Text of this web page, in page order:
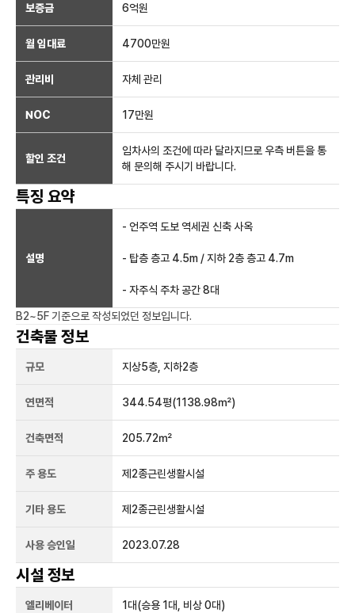
보증금 6억원
월 임대료 4700만원
관리비 자체 관리
NOC 17만원
할인 조건
임차사의 조건에 따라 달라지므로 우측 버튼을 통
해 문의해 주시기 바랍니다.
특징 요약
설명
- 언주역 도보 역세권 신축 사옥
- 탑층 층고 4.5m / 지하 2층 층고 4.7m
- 자주식 주차 공간 8대
B2~5F 기준으로 작성되었던 정보입니다.
건축물 정보
규모 지상5층, 지하2층
연면적 344.54평(1138.98㎡)
건축면적 205.72㎡
주 용도 제2종근린생활시설
기타 용도 제2종근린생활시설
사용 승인일 2023.07.28
시설 정보
엘리베이터 1 대(승용 1대, 비상 0대)